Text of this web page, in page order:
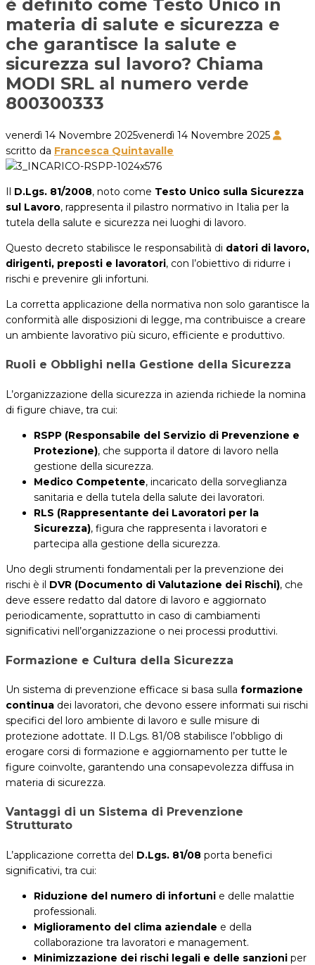
è definito come Testo Unico in
materia di salute e sicurezza e
che garantisce la salute e
sicurezza sul lavoro? Chiama
MODI SRL al numero verde
800300333
venerdì 14 Novembre 2025venerdì 14 Novembre 2025
scritto da Francesca Quintavalle
Il D.Lgs. 81/2008, noto come Testo Unico sulla Sicurezza
sul Lavoro, rappresenta il pilastro normativo in Italia per la
tutela della salute e sicurezza nei luoghi di lavoro.
Questo decreto stabilisce le responsabilità di datori di lavoro,
dirigenti, preposti e lavoratori, con l’obiettivo di ridurre i
rischi e prevenire gli infortuni.
La corretta applicazione della normativa non solo garantisce la
conformità alle disposizioni di legge, ma contribuisce a creare
un ambiente lavorativo più sicuro, efficiente e produttivo.
Ruoli e Obblighi nella Gestione della Sicurezza
L’organizzazione della sicurezza in azienda richiede la nomina
di figure chiave, tra cui:
RSPP (Responsabile del Servizio di Prevenzione e
Protezione), che supporta il datore di lavoro nella
gestione della sicurezza.
Medico Competente, incaricato della sorveglianza
sanitaria e della tutela della salute dei lavoratori.
RLS (Rappresentante dei Lavoratori per la
Sicurezza), figura che rappresenta i lavoratori e
partecipa alla gestione della sicurezza.
Uno degli strumenti fondamentali per la prevenzione dei
rischi è il DVR (Documento di Valutazione dei Rischi), che
deve essere redatto dal datore di lavoro e aggiornato
periodicamente, soprattutto in caso di cambiamenti
significativi nell’organizzazione o nei processi produttivi.
Formazione e Cultura della Sicurezza
Un sistema di prevenzione efficace si basa sulla formazione
continua dei lavoratori, che devono essere informati sui rischi
specifici del loro ambiente di lavoro e sulle misure di
protezione adottate. Il D.Lgs. 81/08 stabilisce l’obbligo di
erogare corsi di formazione e aggiornamento per tutte le
figure coinvolte, garantendo una consapevolezza diffusa in
materia di sicurezza.
Vantaggi di un Sistema di Prevenzione
Strutturato
L’applicazione corretta del D.Lgs. 81/08 porta benefici
significativi, tra cui:
Riduzione del numero di infortuni e delle malattie
professionali.
Miglioramento del clima aziendale e della
collaborazione tra lavoratori e management.
Minimizzazione dei rischi legali e delle sanzioni per